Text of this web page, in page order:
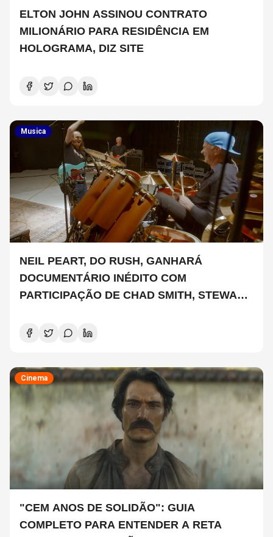
ELTON JOHN ASSINOU CONTRATO
MILIONÁRIO PARA RESIDÊNCIA EM
HOLOGRAMA, DIZ SITE
Musica
NEIL PEART, DO RUSH, GANHARÁ
DOCUMENTÁRIO INÉDITO COM
PARTICIPAÇÃO DE CHAD SMITH, STEWART
Cinema
"CEM ANOS DE SOLIDÃO": GUIA
COMPLETO PARA ENTENDER A RETA